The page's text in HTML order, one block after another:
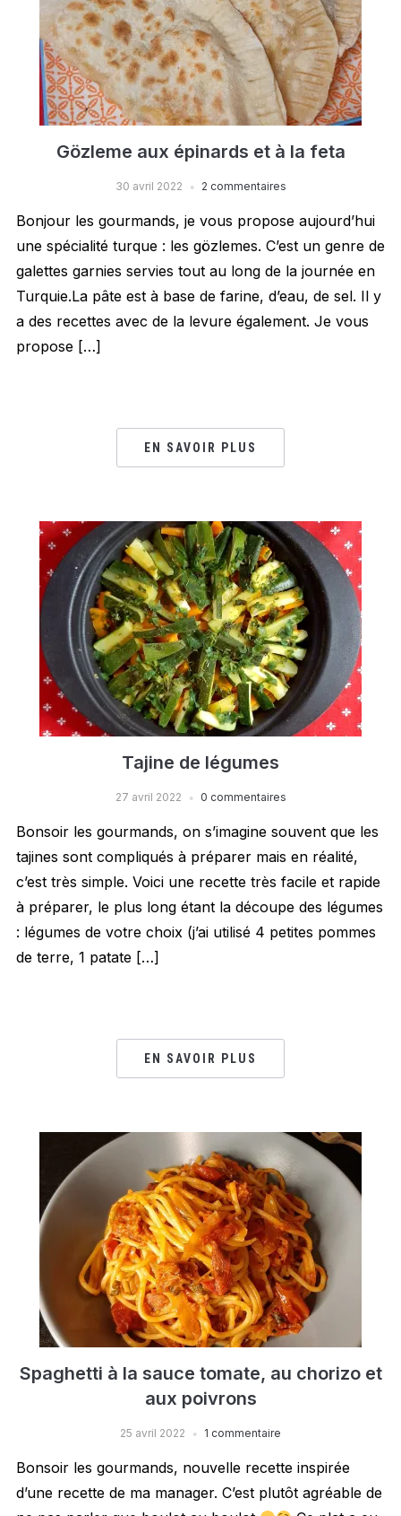
Gözleme aux épinards et à la feta
30 avril 2022 2 commentaires
Bonjour les gourmands, je vous propose aujourd’hui
une spécialité turque : les gözlemes. C’est un genre de
galettes garnies servies tout au long de la journée en
Turquie.La pâte est à base de farine, d’eau, de sel. Il y
a des recettes avec de la levure également. Je vous
propose […]
EN SAVOIR PLUS
Tajine de légumes
27 avril 2022 0 commentaires
Bonsoir les gourmands, on s’imagine souvent que les
tajines sont compliqués à préparer mais en réalité,
c’est très simple. Voici une recette très facile et rapide
à préparer, le plus long étant la découpe des légumes
: légumes de votre choix (j’ai utilisé 4 petites pommes
de terre, 1 patate […]
EN SAVOIR PLUS
Spaghetti à la sauce tomate, au chorizo et
aux poivrons
25 avril 2022 1 commentaire
Bonsoir les gourmands, nouvelle recette inspirée
d’une recette de ma manager. C’est plutôt agréable de